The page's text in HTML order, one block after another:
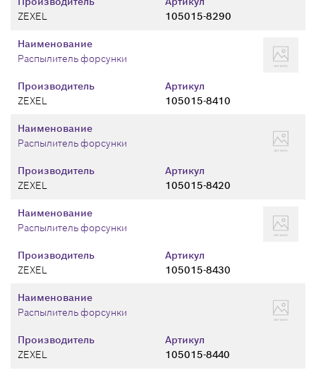
ZEXEL
105015-8290
Производитель
ZEXEL
Артикул
105015-8410
Наименование
Распылитель форсунки
Производитель
ZEXEL
Артикул
105015-8420
Наименование
Распылитель форсунки
Производитель
ZEXEL
Артикул
105015-8430
Наименование
Распылитель форсунки
Производитель
ZEXEL
Артикул
105015-8440
Наименование
Распылитель форсунки